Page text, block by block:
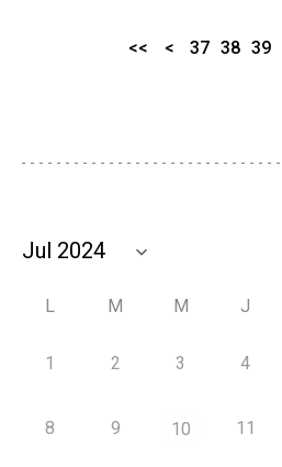
<< < 37 38 39
L M M J
1 2 3 4
8 9 10 11